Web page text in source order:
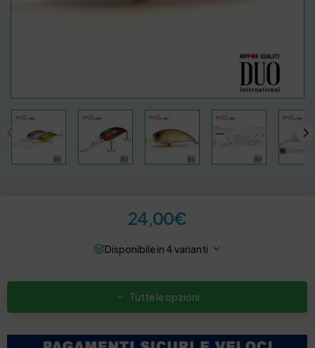
24,00€
Disponibile in 4 varianti
Tutte le opzioni